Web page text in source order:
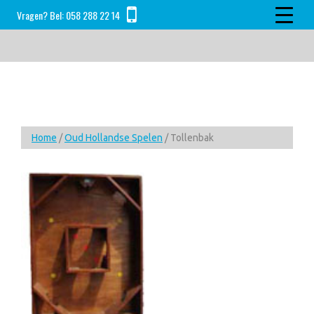
Skip
to
Skip
to
Skip
to
Vragen? Bel:058 288 22 14
Home /Oud Hollandse Spelen / Tollenbak